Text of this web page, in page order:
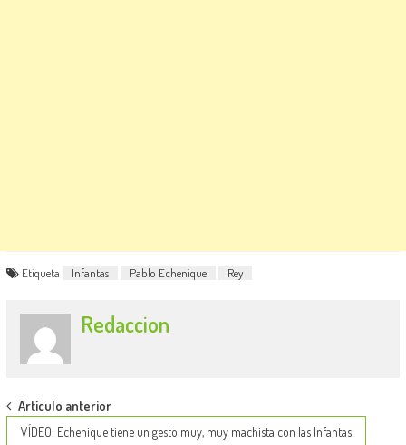
Etiqueta Infantas Pablo Echenique Rey
Redaccion
Post
Artículo anterior
VÍDEO: Echenique tiene un gesto muy, muy machista con las Infantas